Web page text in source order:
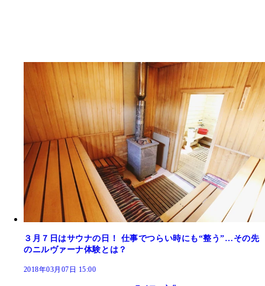
３月７日はサウナの日！ 仕事でつらい時にも“整う”…その先
のニルヴァーナ体験とは？
2018年03月07日 15:00